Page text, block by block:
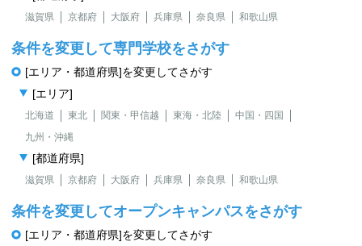
滋賀県 京都府 大阪府 兵庫県 奈良県 和歌山県
条件を変更して専門学校をさがす
[エリア・都道府県]を変更してさがす
[エリア]
北海道 東北 関東・甲信越 東海・北陸
中国・四国
九州・沖縄
[都道府県]
滋賀県 京都府 大阪府 兵庫県 奈良県 和歌山県
条件を変更してオープンキャンパスをさがす
[エリア・都道府県]を変更してさがす